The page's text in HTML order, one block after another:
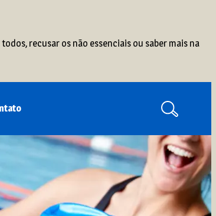
recusar os não essenciais ou saber mais na